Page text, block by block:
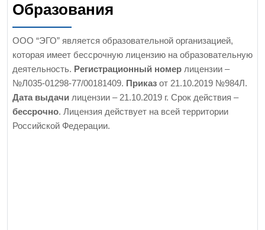
Образования
ООО “ЭГО” является образовательной организацией,
которая имеет бессрочную лицензию на образовательную
деятельность. Регистрационный номер лицензии –
№Л035-01298-77/00181409. Приказ от 21.10.2019 №984Л.
Дата выдачи лицензии – 21.10.2019 г. Срок действия –
бессрочно. Лицензия действует на всей территории
Российской Федерации.